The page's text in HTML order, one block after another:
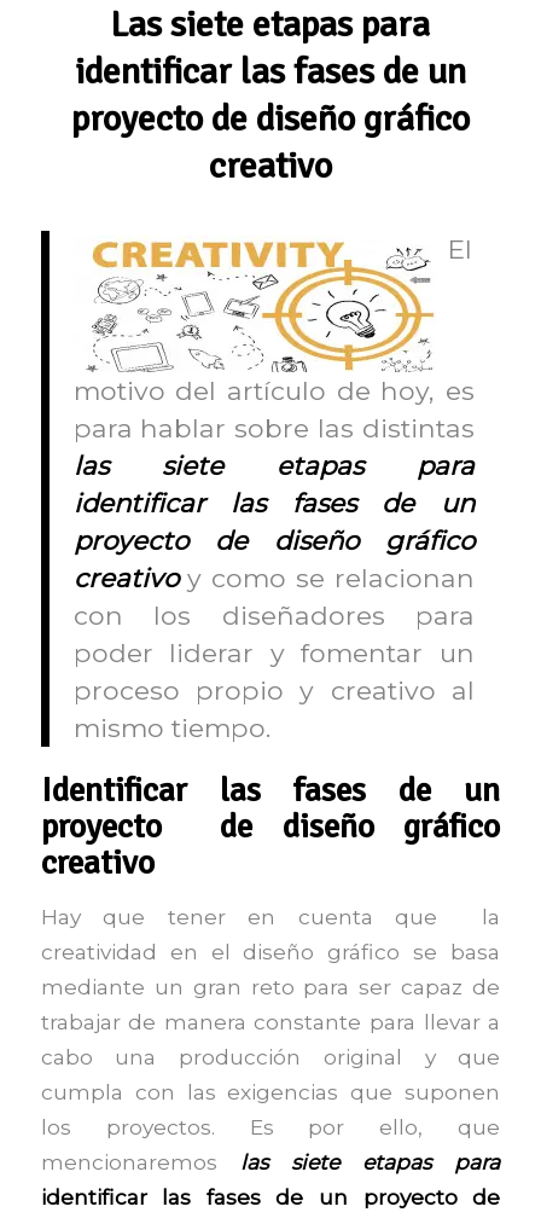
Las siete etapas para
identificar las fases de un
proyecto de diseño gráfico
creativo
El
motivo del artículo de hoy, es
para hablar sobre las distintas
las siete etapas para
identificar las fases de un
proyecto de diseño gráfico
creativo y como se relacionan
con los diseñadores para
poder liderar y fomentar un
proceso propio y creativo al
mismo tiempo.
Identificar las fases de un
proyecto
de diseño gráfico
creativo
Hay que tener en cuenta que la
creatividad en el diseño gráfico se basa
mediante un gran reto para ser capaz de
trabajar de manera constante para llevar a
cabo una producción original y que
cumpla con las exigencias que suponen
los proyectos. Es por ello, que
mencionaremos las siete etapas para
identificar las fases de un proyecto de